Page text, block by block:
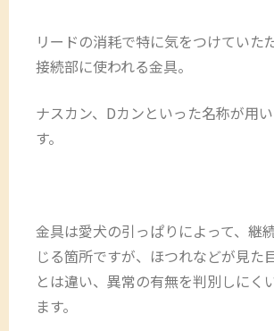
リードの消耗で特に気をつけていた
接続部に使われる金具。
ナスカン、Dカンといった名称が用
す。
金具は愛犬の引っぱりによって、継
じる箇所ですが、ほつれなどが見た
とは違い、異常の有無を判別しにく
ます。